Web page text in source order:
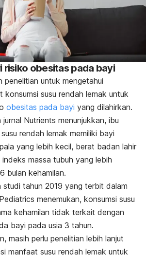
risiko obesitas pada bayi
penelitian untuk mengetahui
konsumsi susu rendah lemak untuk
obesitas pada bayi yang dilahirkan.
Nutrients menunjukkan, ibu
rendah lemak memiliki bayi
yang lebih kecil, berat badan lahir
massa tubuh yang lebih
bulan kehamilan.
studi tahun 2019 yang terbit dalam
menemukan, konsumsi susu
kehamilan tidak terkait dengan
bayi pada usia 3 tahun.
masih perlu penelitian lebih lanjut
manfaat susu rendah lemak untuk